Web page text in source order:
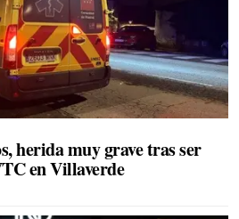
herida muy grave tras ser
en Villaverde